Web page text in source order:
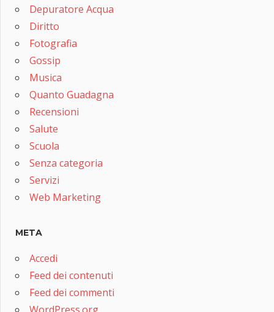
Depuratore Acqua
Diritto
Fotografia
Gossip
Musica
Quanto Guadagna
Recensioni
Salute
Scuola
Senza categoria
Servizi
Web Marketing
META
Accedi
Feed dei contenuti
Feed dei commenti